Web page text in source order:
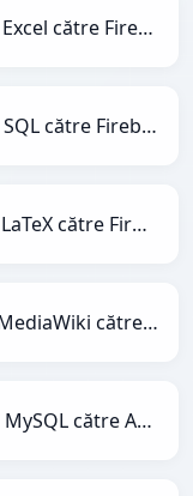
Excel către Firebase
SQL către Firebase
LaTeX către Firebase
MediaWiki către Firebase
MySQL către ASCII